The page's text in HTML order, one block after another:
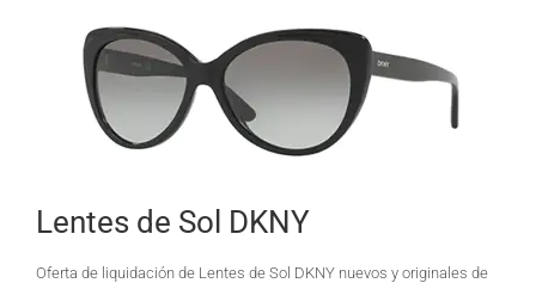
Lentes de Sol DKNY
Oferta de liquidación de Lentes de Sol DKNY nuevos y originales de